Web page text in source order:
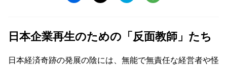
日本企業再生のための「反面教師」たち
日本経済奇跡の発展の陰には、無能で無責任な経営者や怪